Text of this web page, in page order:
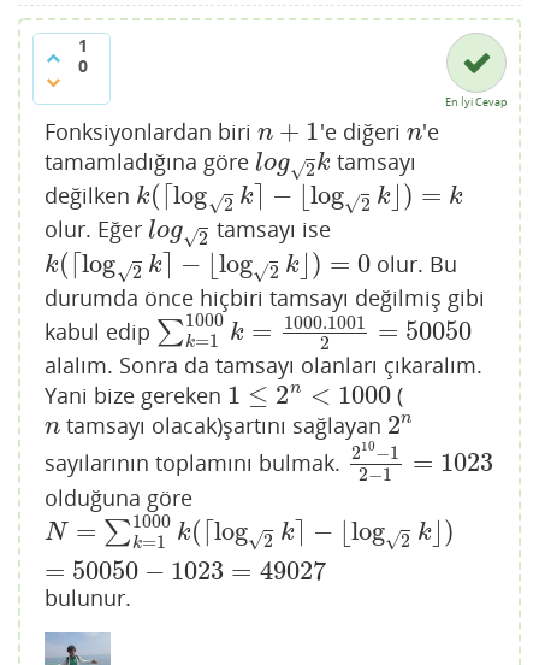
1
0
En İyi Cevap
Fonksiyonlardan biri n + 1
n+1 'e diğeri n
n'e
tamamladığına göre log 2
√ k
log2 k
tamsayı
değilken k( ⌈log 2
√ k⌉ − ⌊log 2
√ k⌋) = k
k(⌈ log2k ⌉− ⌊log2k )=k
olur. Eğer log 2
√
log2 tamsayı ise
k( ⌈log 2
√ k⌉ − ⌊log 2
√ k⌋) = 0
k(⌈ log2k ⌉− ⌊log2k )=0
olur. Bu
durumda önce hiçbiri tamsayı değilmiş gibi
kabul edip ∑1000
k=1 k =
1000.1001
2
= 50050
∑k=11000 k= 1000.1001 2= 50050
alalım. Sonra da tamsayı olanları çıkaralım.
Yani bize gereken 1 ≤ 2n < 1000
1 ≤2n <1000 (
n
ntamsayı olacak)şartını sağlayan 2n
2n
sayılarının toplamını bulmak. 210−1
2−1 = 1023
210−1 2−1=1023
olduğuna göre
N = ∑1000
k=1 k( log 2
√ k⌉ − log 2
√ k⌋ )
= 50050 − 1023 = 49027
N= ∑k =1 1000k(⌈log2k⌉ −⌊ log 2k =50050 −1023
bulunur.